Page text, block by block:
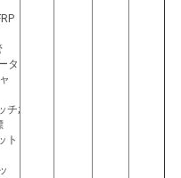
タ
チ;
ト